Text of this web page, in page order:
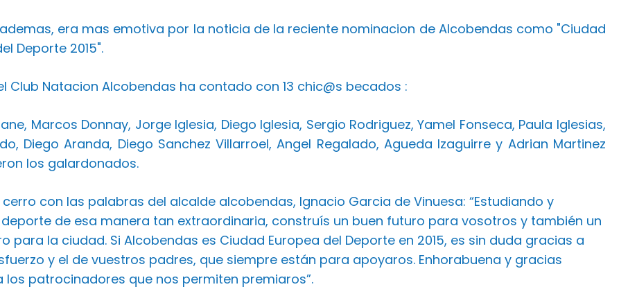
era mas emotiva por la noticia de la reciente nominacion de Alcobendas como "Ciudad
Deporte 2015".
Club Natacion Alcobendas ha contado con 13 chic@s becados :
Marcos Donnay, Jorge Iglesia, Diego Iglesia, Sergio Rodriguez, Yamel Fonseca, Paula Iglesias,
Diego Aranda, Diego Sanchez Villarroel, Angel Regalado, Agueda Izaguirre y Adrian Martinez
los galardonados.
cerro con las palabras del alcalde alcobendas, Ignacio Garcia de Vinuesa: “Estudiando y
de esa manera tan extraordinaria, construís un buen futuro para vosotros y también un
para la ciudad. Si Alcobendas es Ciudad Europea del Deporte en 2015, es sin duda gracias a
y el de vuestros padres, que siempre están para apoyaros. Enhorabuena y gracias
los patrocinadores que nos permiten premiaros”.